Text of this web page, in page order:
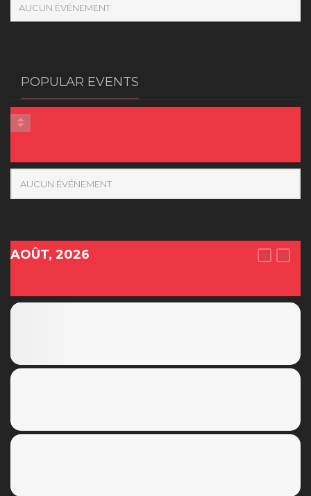
AUCUN ÉVÉNEMENT
POPULAR EVENTS
AUCUN ÉVÉNEMENT
AOÛT, 2026